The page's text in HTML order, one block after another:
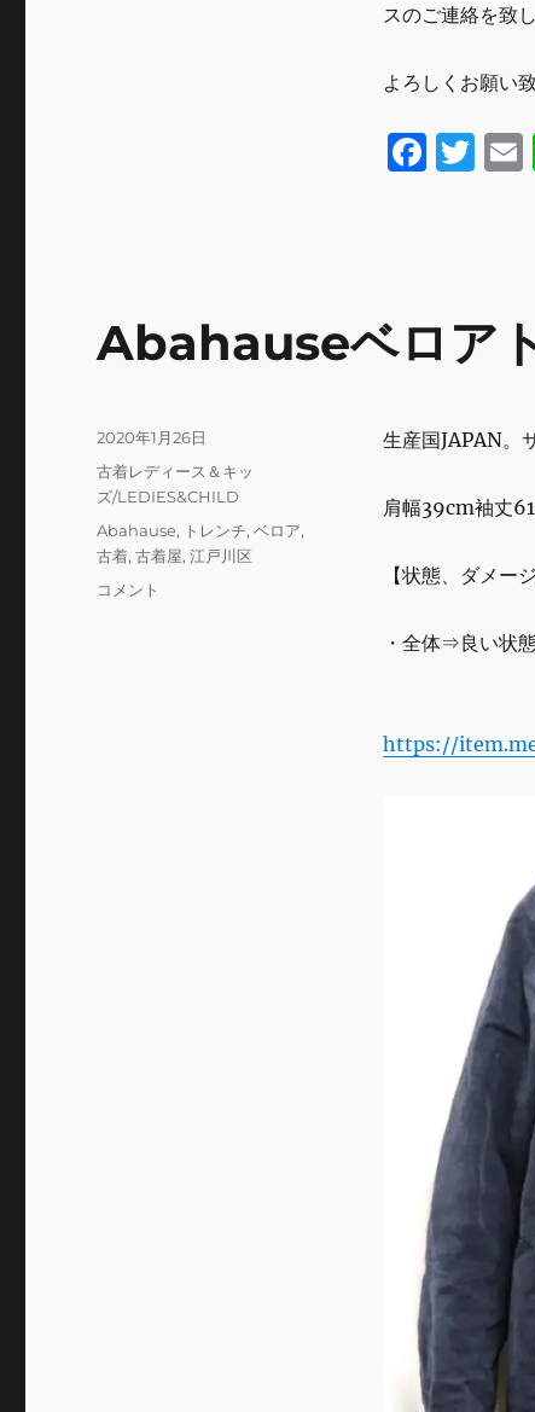
スのご連絡を致
よろしくお願い
F
o
k
T
Abahauseベロア
生産国JAPAN。
肩幅39cm袖丈
【状態、ダメー
・全体⇒良い状
https://
投
稿
日:
2020年1月26日
カ
テ
ゴ
リ
古着レディース＆キッ
ズ/LEDIES&CHILD
タ
グ
Abahause, トレンチ,ベロア,
古着,古着屋,江戸川区
Abahause
コメント